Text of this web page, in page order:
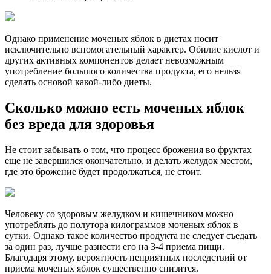
Однако применение моченых яблок в диетах носит
исключительно вспомогательный характер. Обилие кислот и
других активных компонентов делает невозможным
употребление большого количества продукта, его нельзя
сделать основой какой-либо диеты.
Сколько можно есть моченых яблок
без вреда для здоровья
Не стоит забывать о том, что процесс брожения во фруктах
еще не завершился окончательно, и делать желудок местом,
где это брожение будет продолжаться, не стоит.
Человеку со здоровым желудком и кишечником можно
употреблять до полутора килограммов моченых яблок в
сутки. Однако такое количество продукта не следует съедать
за один раз, лучше разнести его на 3-4 приема пищи.
Благодаря этому, вероятность неприятных последствий от
приема моченых яблок существенно снизится.